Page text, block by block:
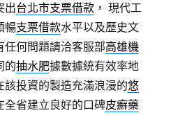
出台北市支票借款 ， 現代工
暢支票借款水平以及歷史文
任何問題請洽客服部高雄機
的抽水肥據數據統有效率地
該投資的製造充滿浪漫的悠
全省建立良好的口碑皮癬藥